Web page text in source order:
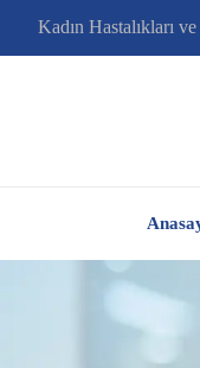
Kadın Hastalıkları